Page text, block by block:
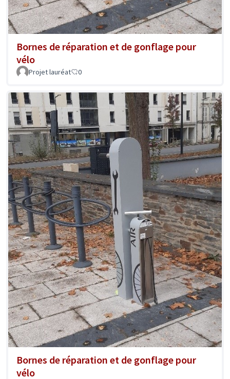
Bornes de réparation et de gonflage pour
vélo
Projet lauréat 0
Bornes de réparation et de gonflage pour
vélo